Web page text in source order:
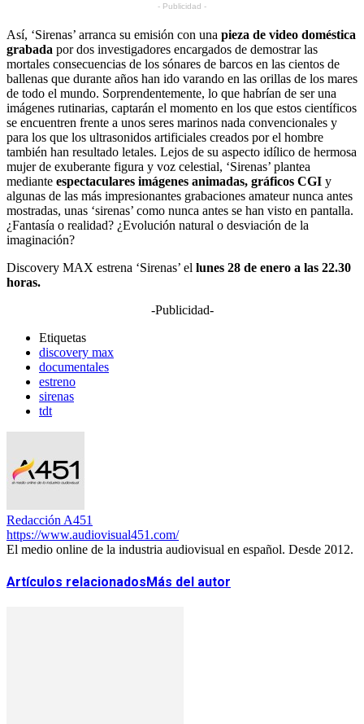
- Publicidad -
Así, ‘Sirenas’ arranca su emisión con una pieza de video doméstica
grabada por dos investigadores encargados de demostrar las
mortales consecuencias de los sónares de barcos en las cientos de
ballenas que durante años han ido varando en las orillas de los mares
de todo el mundo. Sorprendentemente, lo que habrían de ser una
imágenes rutinarias, captarán el momento en los que estos científicos
se encuentren frente a unos seres marinos nada convencionales y
para los que los ultrasonidos artificiales creados por el hombre
también han resultado letales. Lejos de su aspecto idílico de hermosa
mujer de exuberante figura y voz celestial, ‘Sirenas’ plantea
mediante espectaculares imágenes animadas, gráficos CGI y
algunas de las más impresionantes grabaciones amateur nunca antes
mostradas, unas ‘sirenas’ como nunca antes se han visto en pantalla.
¿Fantasía o realidad? ¿Evolución natural o desviación de la
imaginación?
Discovery MAX estrena ‘Sirenas’ el lunes 28 de enero a las 22.30
horas.
-Publicidad-
Etiquetas
discovery max
documentales
estreno
sirenas
tdt
Redacción A451
https://www.audiovisual451.com/
El medio online de la industria audiovisual en español. Desde 2012.
Artículos relacionadosMás del autor